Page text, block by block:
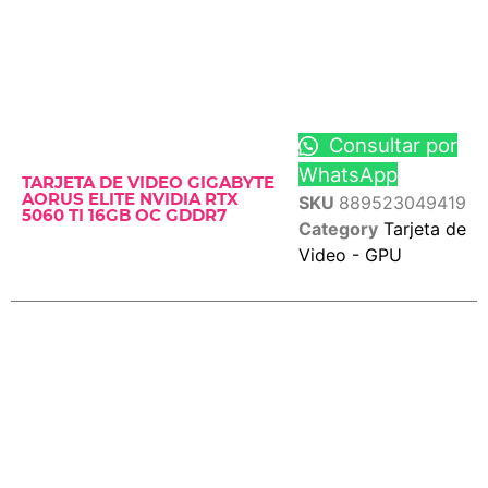
TARJETA DE VIDEO GIGABYTE
AORUS ELITE NVIDIA RTX
5060 TI 16GB OC GDDR7
Consultar por
WhatsApp
SKU 889523049419
Category Tarjeta de
Video - GPU